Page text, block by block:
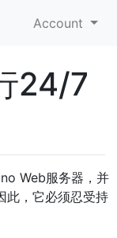
Account
24/7
Web服务器，并
此，它必须忍受持